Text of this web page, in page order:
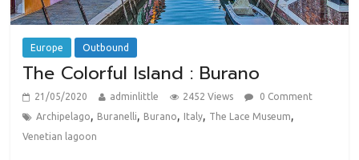
Europe Outbound
The Colorful Island : Burano
21/05/2020 adminlittle 2452 Views
0 Comment
Archipelago
Buranelli Burano Italy The Lace Museum
Venetian lagoon